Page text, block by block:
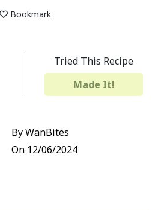
Bookmark
Tried This Recipe
Made It!
By WanBites
On 12/06/2024